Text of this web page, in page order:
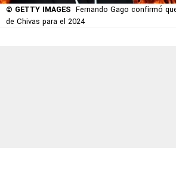
© GETTY IMAGES Fernando Gago confirmó
de Chivas para el 2024